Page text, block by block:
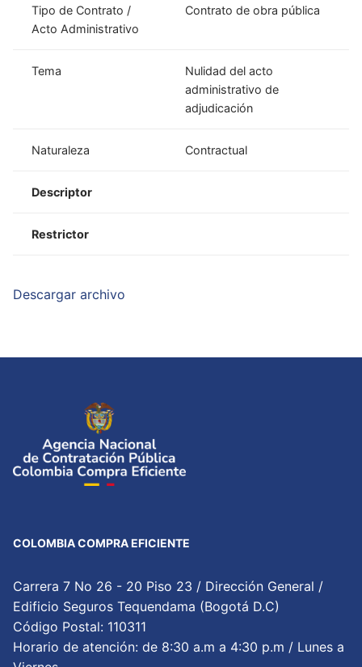
Tipo de Contrato /
Acto Administrativo
Contrato de obra pública
Tema
Nulidad del acto
administrativo de
adjudicación
Naturaleza Contractual
Descriptor
Restrictor
Descargar archivo
COLOMBIA COMPRA EFICIENTE
Carrera 7 No 26 - 20 Piso 23 / Dirección General /
Edificio Seguros Tequendama (Bogotá D.C)
Código Postal: 110311
Horario de atención: de 8:30 a.m a 4:30 p.m / Lunes a